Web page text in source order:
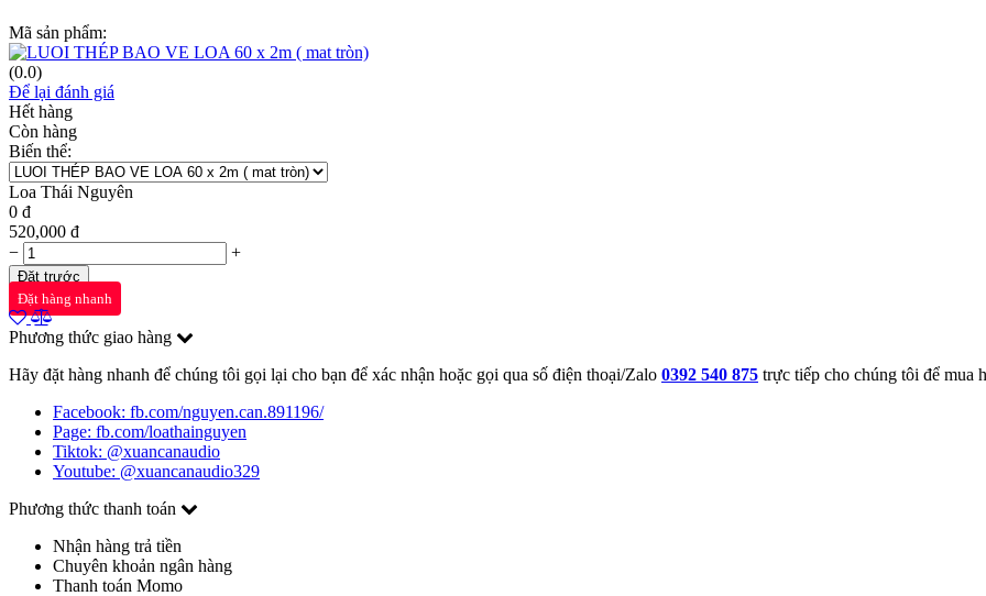
Mã sản phẩm:
(0.0)
Để lại đánh giá
Hết hàng
Còn hàng
Biến thể:
Loa Thái Nguyên
0 đ
520,000 đ
−
+
Đặt trước
Đặt hàng nhanh
Phương thức giao hàng
Hãy đặt hàng nhanh để chúng tôi gọi lại cho bạn để xác nhận hoặc gọi qua số điện thoại/Zalo 0392 540 875 trực tiếp cho chúng tôi để mua
Facebook: fb.com/nguyen.can.891196/
Page: fb.com/loathainguyen
Tiktok: @xuancanaudio
Youtube: @xuancanaudio329
Phương thức thanh toán
Nhận hàng trả tiền
Chuyên khoản ngân hàng
Thanh toán Momo